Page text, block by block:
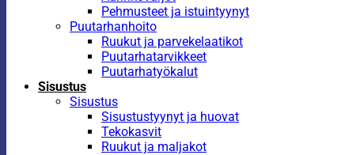
Pehmusteet ja istuintyynyt
Puutarhanhoito
Ruukut ja parvekelaatikot
Puutarhatarvikkeet
Puutarhatyökalut
Sisustus
Sisustus
Sisustustyynyt ja huovat
Tekokasvit
Ruukut ja maljakot